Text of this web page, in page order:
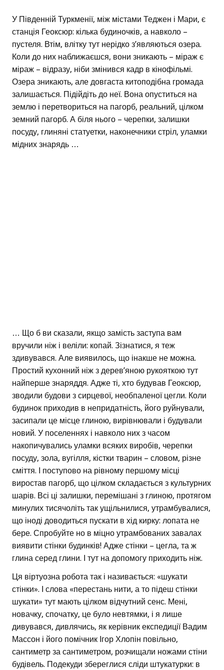
У Південній Туркменії, між містами Теджен і Мари, є
станція Геоксюр: кілька будиночків, а навколо –
пустеля. Втім, влітку тут нерідко з’являються озера.
Коли до них наближаєшся, вони зникають – міраж є
міраж – відразу, ніби змінився кадр в кінофільмі.
Озера зникають, але довгаста китоподібна громада
залишається. Підійдіть до неї. Вона опуститься на
землю і перетвориться на пагорб, реальний, цілком
земний пагорб. А біля нього – черепки, залишки
посуду, глиняні статуетки, наконечники стріл, уламки
мідних знарядь …
… Що б ви сказали, якщо замість заступа вам
вручили ніж і веліли: копай. Зізнатися, я теж
здивувався. Але виявилось, що інакше не можна.
Простий кухонний ніж з дерев’яною рукояткою тут
найперше знаряддя. Адже ті, хто будував Геоксюр,
зводили будови з сирцевої, необпаленої цегли. Коли
будинок приходив в непридатність, його руйнували,
засипали це місце глиною, вирівнювали і будували
новий. У поселеннях і навколо них з часом
накопичувались уламки всяких виробів, черепки
посуду, зола, вугілля, кістки тварин – словом, різне
сміття. І поступово на рівному першому місці
виростав пагорб, що цілком складається з культурних
шарів. Всі ці залишки, перемішані з глиною, протягом
минулих тисячоліть так ущільнилися, утрамбувалися,
що іноді доводиться пускати в хід кирку: лопата не
бере. Спробуйте но в міцно утрамбованих завалах
виявити стінки будинків! Адже стінки – цегла, та ж
глина серед глини. І тут на допомогу приходить ніж.
Ця віртуозна робота так і називається: «шукати
стінки». І слова «перестань нити, а то підеш стінки
шукати» тут мають цілком відчутний сенс. Мені,
новачку, спочатку, це було невтямки, і я лише
дивувався, дивлячись, як керівник експедиції Вадим
Массон і його помічник Ігор Хлопін повільно,
сантиметр за сантиметром, розчищали ножами стіни
будівель. Подекуди збереглися сліди штукатурки: в